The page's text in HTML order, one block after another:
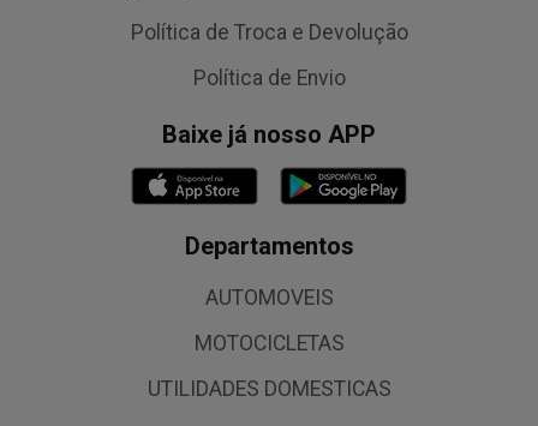
Política de Troca e Devolução
Política de Envio
Baixe já nosso APP
Departamentos
AUTOMOVEIS
MOTOCICLETAS
UTILIDADES DOMESTICAS